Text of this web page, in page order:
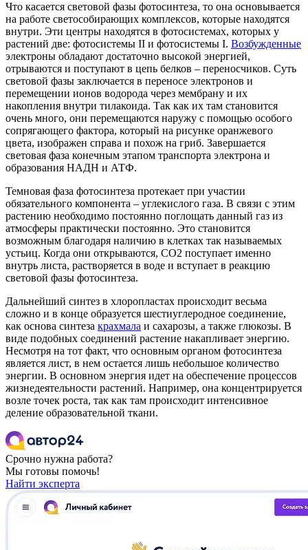
Что касается световой фазы фотосинтеза, то она основывается
на работе светособирающих комплексов, которые находятся
внутри. Эти центры находятся в фотосистемах, которых у
растений две: фотосистемы II и фотосистемы I. Возбужденные
электроны обладают достаточно высокой энергией,
отрываются и поступают в цепь белков – переносчиков. Суть
световой фазы заключается в переносе электронов и
перемещении ионов водорода через мембрану и их
накопления внутри тилакоида. Так как их там становится
очень много, они перемещаются наружу с помощью особого
сопрягающего фактора, который на рисунке оранжевого
цвета, изображен справа и похож на гриб. Завершается
световая фаза конечным этапом транспорта электрона и
образования НАДН и АТФ.
Темновая фаза фотосинтеза протекает при участии
обязательного компонента – углекислого газа. В связи с этим
растению необходимо постоянно поглощать данный газ из
атмосферы практически постоянно. Это становится
возможным благодаря наличию в клетках так называемых
устьиц. Когда они открываются, СО2 поступает именно
внутрь листа, растворяется в воде и вступает в реакцию
световой фазы фотосинтеза.
Дальнейший синтез в хлоропластах происходит весьма
сложно и в конце образуется шестиуглеродное соединение,
как основа синтеза крахмала и сахарозы, а также глюкозы. В
виде подобных соединений растение накапливает энергию.
Несмотря на тот факт, что основным органом фотосинтеза
является лист, в нем остается лишь небольшое количество
энергии. В основном энергия идет на обеспечение процессов
жизнедеятельности растений. Например, она концентрируется
возле точек роста, так как там происходит интенсивное
деление образовательной ткани.
Срочно нужна работа?
Мы готовы помочь!
Найти эксперта